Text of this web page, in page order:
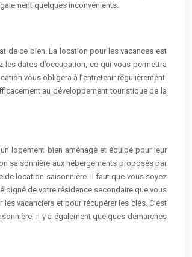
quelques inconvénients.
de ce bien. La location pour les vacances est
dates d’occupation, ce qui vous permettra
vous obligera à l’entretenir régulièrement.
au développement touristique de la
logement bien aménagé et équipé pour leur
saisonnière aux hébergements proposés par
de location saisonnière. Il faut que vous soyez
de votre résidence secondaire que vous
vacanciers et pour récupérer les clés. C’est
il y a également quelques démarches